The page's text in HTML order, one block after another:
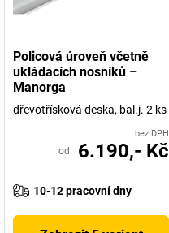
Policová úroveň včetně
ukládacích nosníků –
Manorga
dřevotřísková deska, bal.j. 2 ks
bez DPH
od 6.190,- Kč
10-12 pracovní dny